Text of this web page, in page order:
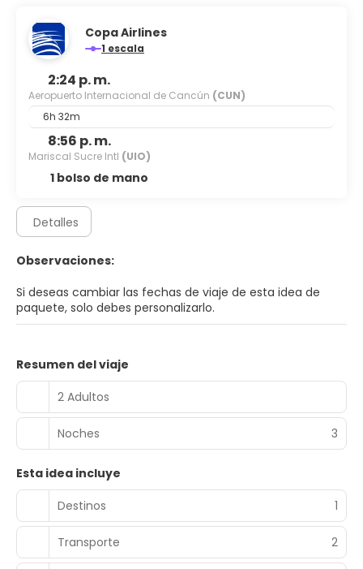
Copa Airlines
1 escala
2:24 p. m.
Aeropuerto Internacional de Cancún (CUN)
6h 32m
8:56 p. m.
Mariscal Sucre Intl (UIO)
1 bolso de mano
Detalles
Observaciones:
Si deseas cambiar las fechas de viaje de esta idea de
paquete, solo debes personalizarlo.
Resumen del viaje
2 Adultos
Noches 3
Esta idea incluye
Destinos
1
Transporte 2